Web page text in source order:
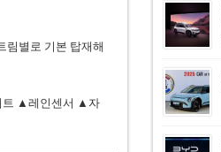
림별로 기본 탑재해
트 ▲레인센서 ▲자